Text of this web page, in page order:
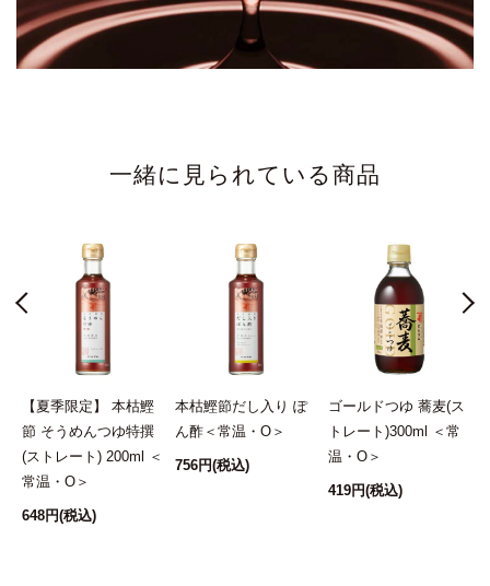
一緒に見られている商品
【夏季限定】 本枯鰹
節 そうめんつゆ特撰
(ストレート) 200ml ＜
常温・O＞
648円(税込)
本枯鰹節だし入り ぽ
ん酢＜常温・O＞
756円(税込)
ゴールドつゆ 蕎麦(ス
トレート)300ml ＜常
温・O＞
419円(税込)